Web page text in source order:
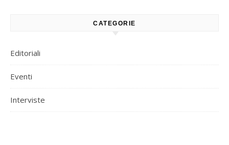
CATEGORIE
Editoriali
Eventi
Interviste